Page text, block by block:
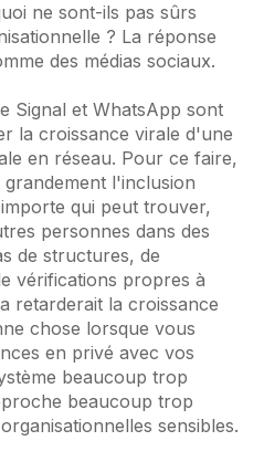
ne sont-ils pas sûrs
? La réponse
des médias sociaux.
Signal et WhatsApp sont
la croissance virale d'une
en réseau. Pour ce faire,
l'inclusion
qui peut trouver,
personnes dans des
de structures, de
vérifications propres à
retarderait la croissance
chose lorsque vous
en privé avec vos
beaucoup trop
beaucoup trop
sensibles.